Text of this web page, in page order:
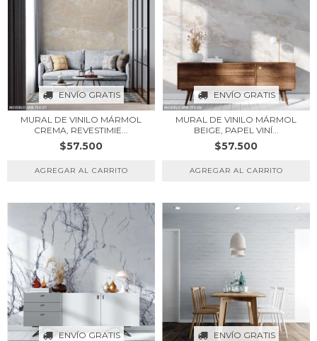
ENVÍO GRATIS
MURAL DE VINILO MÁRMOL
CREMA, REVESTIMIE...
$57.500
ENVÍO GRATIS
MURAL DE VINILO MÁRMOL
BEIGE, PAPEL VINÍ...
$57.500
ENVÍO GRATIS ENVÍO GRATIS